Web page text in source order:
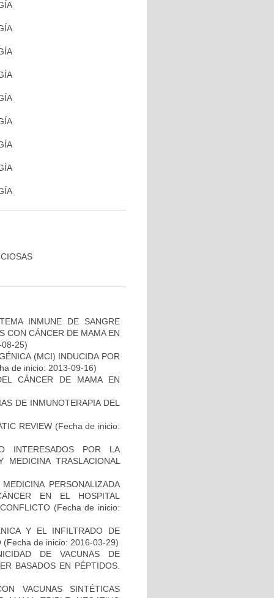
INMUNE DE SANGRE
CON CÁNCER DE MAMA EN
25)
(MCI) INDUCIDA POR
de inicio: 2013-09-16)
CÁNCER DE MAMA EN
DE INMUNOTERAPIA DEL
REVIEW (Fecha de inicio:
INTERESADOS POR LA
TRASLACIONAL
PERSONALIZADA
EN EL HOSPITAL
(Fecha de inicio:
Y EL INFILTRADO DE
(Fecha de inicio: 2016-03-29)
DE VACUNAS DE
BASADOS EN PÉPTIDOS.
VACUNAS SINTÉTICAS